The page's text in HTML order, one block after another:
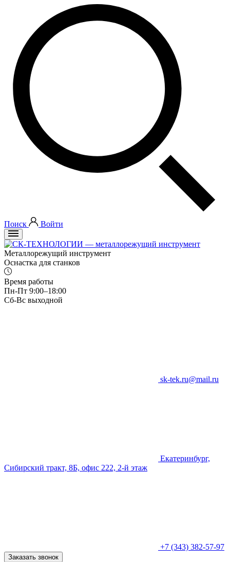
Поиск Войти
Металлорежущий инструмент
Оснастка для станков
Время работы
Пн-Пт 9:00–18:00
Сб-Вс выходной
sk-tek.ru@mail.ru
Екатеринбург,
Сибирский тракт, 8Б, офис 222, 2-й этаж
+7 (343) 382-57-97
Заказать звонок